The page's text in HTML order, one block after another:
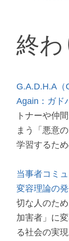
終わ
G.A.D.H.A（
Again：ガド
トナーや仲
まう「悪意
学習するた
当事者コミ
変容理論の
切な人のた
加害者」に
る社会の実